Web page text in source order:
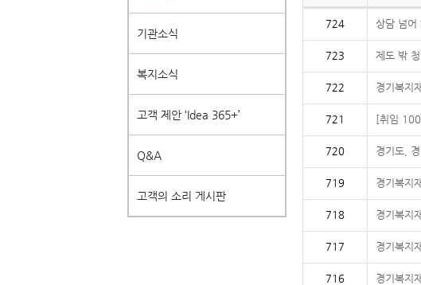
기관소식
복지소식
고객 제안 ‘Idea 365+’
Q&A
고객의 소리 게시판
724 상담 넘어
723 제도 밖
722 경기복지
721 [취임
720 경기도,
719 경기복지
718 경기복지
717 경기복지
716 경기복지